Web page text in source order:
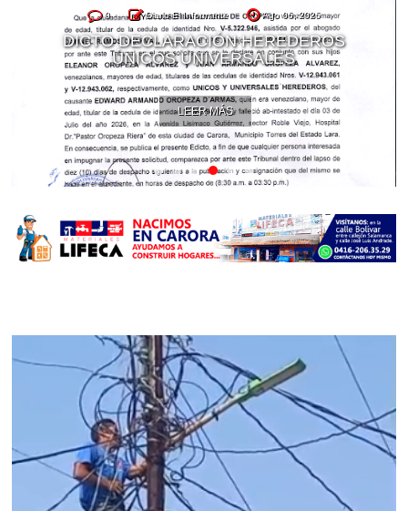
0 Diario El Informante Ago 06, 2026
DICTO DECLARACIÓN HEREDEROS
ÚNICOS UNIVERSALES
LEER MÁS